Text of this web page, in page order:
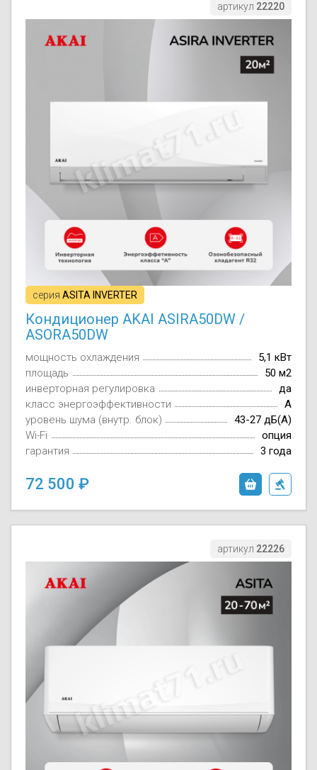
артикул 22220
серия ASITA INVERTER
Кондиционер AKAI ASIRA50DW /
ASORA50DW
мощность охлаждения
5,1 кВт
площадь
50 м2
инверторная регулировка
да
класс энергоэффективности
A
уровень шума (внутр. блок)
43-27 дБ(А)
Wi-Fi
опция
гарантия
3 года
72 500
артикул 22226